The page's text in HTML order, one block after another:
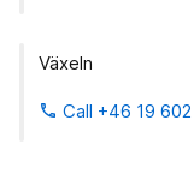
Växeln
phone Call +46 19